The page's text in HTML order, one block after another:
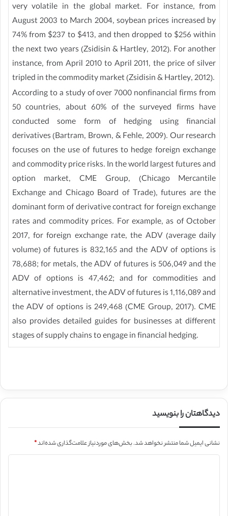
very volatile in the global market. For instance, from
August 2003 to March 2004, soybean prices increased by
74% from $237 to $413, and then dropped to $256 within
the next two years (Zsidisin & Hartley, 2012). For another
instance, from April 2010 to April 2011, the price of silver
tripled in the commodity market (Zsidisin & Hartley, 2012).
According to a study of over 7000 nonfinancial firms from
50 countries, about 60% of the surveyed firms have
conducted some form of hedging using financial
derivatives (Bartram, Brown, & Fehle, 2009). Our research
focuses on the use of futures to hedge foreign exchange
and commodity price risks. In the world largest futures and
option market, CME Group, (Chicago Mercantile
Exchange and Chicago Board of Trade), futures are the
dominant form of derivative contract for foreign exchange
rates and commodity prices. For example, as of October
2017, for foreign exchange rate, the ADV (average daily
volume) of futures is 832,165 and the ADV of options is
78,688; for metals, the ADV of futures is 506,049 and the
ADV of options is 47,462; and for commodities and
alternative investment, the ADV of futures is 1,116,089 and
the ADV of options is 249,468 (CME Group, 2017). CME
also provides detailed guides for businesses at different
stages of supply chains to engage in financial hedging.
دیدگاهتان را بنویسید
نشانی ایمیل شما منتشر نخواهد شد.بخش‌های موردنیاز علامت‌گذاری شده‌اند*